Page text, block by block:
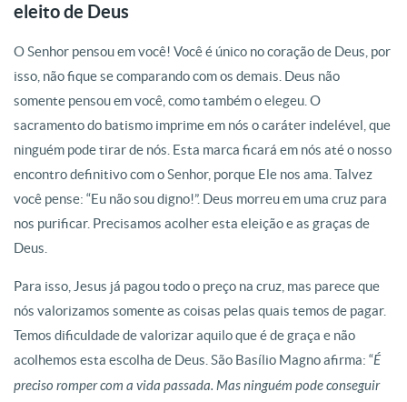
eleito de Deus
O Senhor pensou em você! Você é único no coração de Deus, por
isso, não fique se comparando com os demais. Deus não
somente pensou em você, como também o elegeu. O
sacramento do batismo imprime em nós o caráter indelével, que
ninguém pode tirar de nós. Esta marca ficará em nós até o nosso
encontro definitivo com o Senhor, porque Ele nos ama. Talvez
você pense: “Eu não sou digno!”. Deus morreu em uma cruz para
nos purificar. Precisamos acolher esta eleição e as graças de
Deus.
Para isso, Jesus já pagou todo o preço na cruz, mas parece que
nós valorizamos somente as coisas pelas quais temos de pagar.
Temos dificuldade de valorizar aquilo que é de graça e não
acolhemos esta escolha de Deus. São Basílio Magno afirma: “É
preciso romper com a vida passada. Mas ninguém pode conseguir